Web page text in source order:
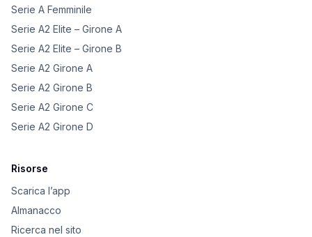
Serie A Femminile
Serie A2 Elite – Girone A
Serie A2 Elite – Girone B
Serie A2 Girone A
Serie A2 Girone B
Serie A2 Girone C
Serie A2 Girone D
Risorse
Scarica l’app
Almanacco
Ricerca nel sito